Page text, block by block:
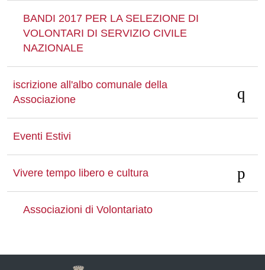
BANDI 2017 PER LA SELEZIONE DI
VOLONTARI DI SERVIZIO CIVILE
NAZIONALE
iscrizione all'albo comunale della
Associazione
Eventi Estivi
Vivere tempo libero e cultura
Associazioni di Volontariato